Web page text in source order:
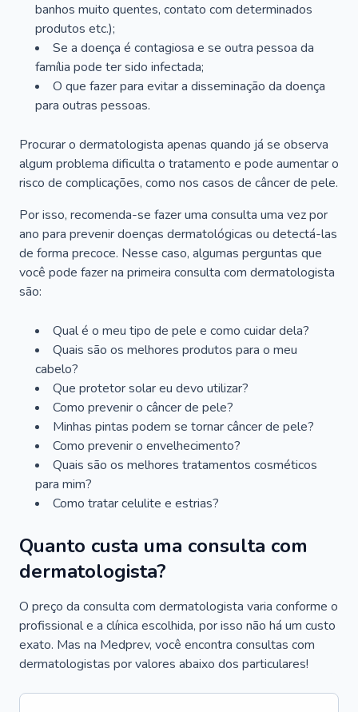
banhos muito quentes, contato com determinados
produtos etc.);
Se a doença é contagiosa e se outra pessoa da
família pode ter sido infectada;
O que fazer para evitar a disseminação da doença
para outras pessoas.
Procurar o dermatologista apenas quando já se observa
algum problema dificulta o tratamento e pode aumentar o
risco de complicações, como nos casos de câncer de pele.
Por isso, recomenda-se fazer uma consulta uma vez por
ano para prevenir doenças dermatológicas ou detectá-las
de forma precoce. Nesse caso, algumas perguntas que
você pode fazer na primeira consulta com dermatologista
são:
Qual é o meu tipo de pele e como cuidar dela?
Quais são os melhores produtos para o meu
cabelo?
Que protetor solar eu devo utilizar?
Como prevenir o câncer de pele?
Minhas pintas podem se tornar câncer de pele?
Como prevenir o envelhecimento?
Quais são os melhores tratamentos cosméticos
para mim?
Como tratar celulite e estrias?
Quanto custa uma consulta com
dermatologista?
O preço da consulta com dermatologista varia conforme o
profissional e a clínica escolhida, por isso não há um custo
exato. Mas na Medprev, você encontra consultas com
dermatologistas por valores abaixo dos particulares!